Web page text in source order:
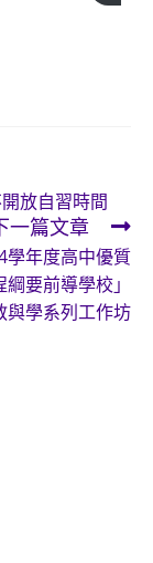
放自習時間
一篇文章
學年度高中優質
要前導學校」
與學系列工作坊